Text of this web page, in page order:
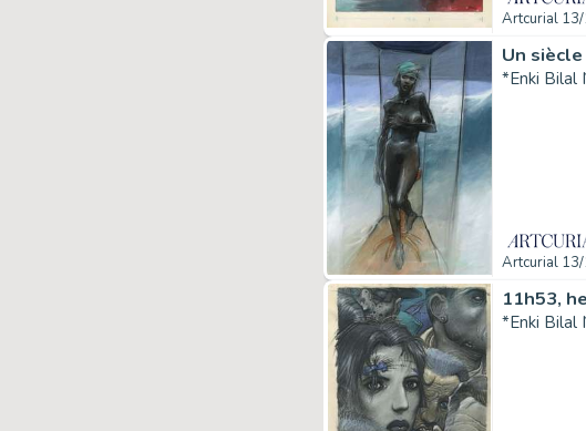
Artcurial
Un
Artcurial
11h53,